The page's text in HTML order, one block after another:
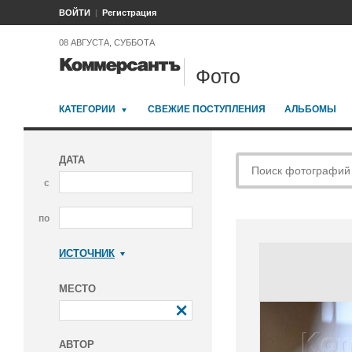
ВОЙТИ Регистрация
08 АВГУСТА, СУББОТА
Фото
КАТЕГОРИИ СВЕЖИЕ ПОСТУПЛЕНИЯ АЛЬБОМЫ
ДАТА
с
по
ИСТОЧНИК
МЕСТО
АВТОР